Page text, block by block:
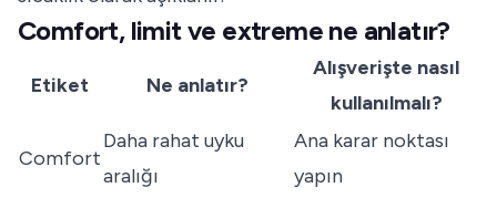
Comfort, limit ve extreme ne anlatır?
Etiket Ne anlatır?
Alışverişte nasıl
kullanılmalı?
Comfort
Daha rahat uyku
aralığı
Ana karar noktası
yapın